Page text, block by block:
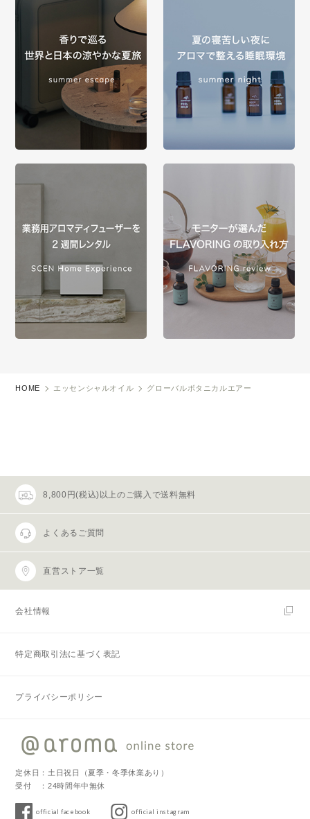
HOME エッセンシャルオイル グローバルボタニカルエアー
8,800円(税込)以上のご購入で送料無料
よくあるご質問
直営ストア一覧
会社情報
特定商取引法に基づく表記
プライバシーポリシー
定休日：土日祝日（夏季・冬季休業あり）
受付 ：24時間年中無休
official facebook official instagram